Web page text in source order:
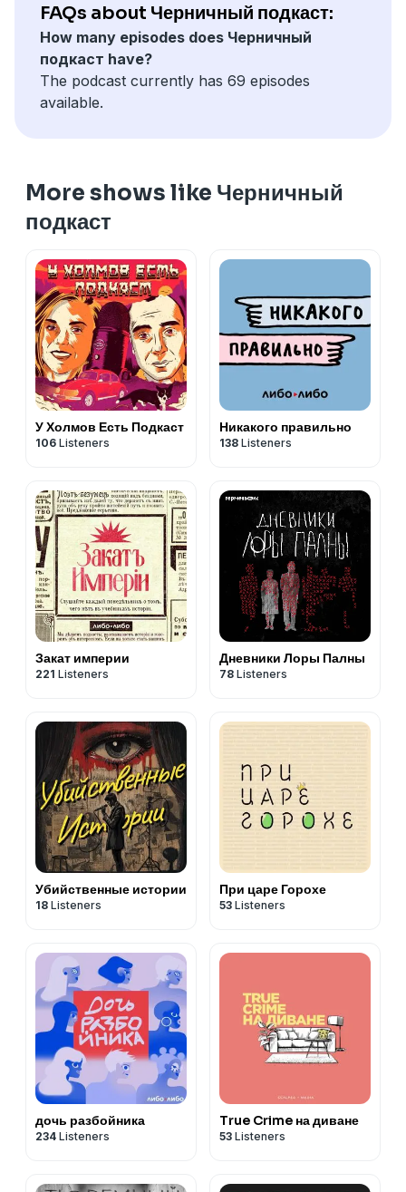
https://www.instagram.com/i_am_bridge/
Таймкоды:
00:00 - начало
04:12 - история 1
01:16:15 - история 5
01:25:53 - история 6
FAQs about Черничный подкаст:
How many episodes does Черничный
подкаст have?
The podcast currently has 69 episodes
available.
More shows like Черничный
подкаст
У Холмов Есть Подкаст
106 Listeners
Никакого правильно
138 Listeners
Закат империи
221 Listeners
Дневники Лоры Палны
78 Listeners
Убийственные истории
18 Listeners
При царе Горохе
53 Listeners
дочь разбойника
234 Listeners
True Crime на диване
53 Listeners